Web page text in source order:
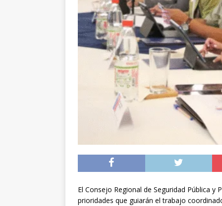
[ 05/08/2026 ]
Iquique
DEPORTES
[ 05/08/2026 ]
público del sector
[ 06/08/2026 ]
El
noviembre
El Consejo Regional de Seguridad Pública
prioridades que guiarán el trabajo